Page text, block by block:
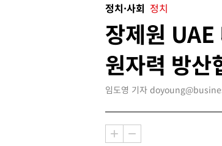
정치·사회 정치
장제원
원자력 방산
임도영 기자